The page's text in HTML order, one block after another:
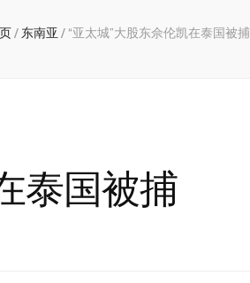
/ 东南亚 / “亚太城”大股东佘伦凯在泰国被捕
泰国被捕